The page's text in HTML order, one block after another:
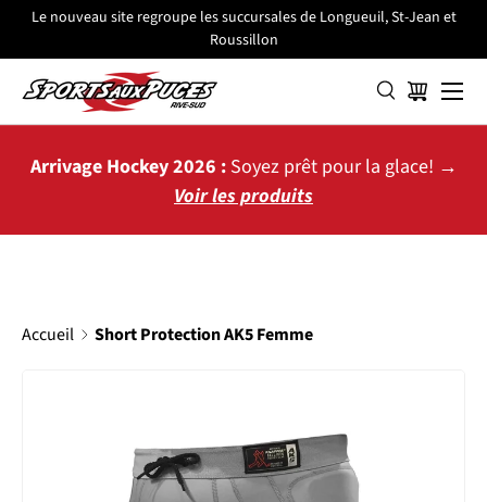
ALLER AU CONTENU
Le nouveau site regroupe les succursales de Longueuil, St-Jean et
Roussillon
Panier
Menu
Arrivage Hockey 2026 : Soyez prêt pour la glace! →
Voir les produits
Accueil Short Protection AK5 Femme